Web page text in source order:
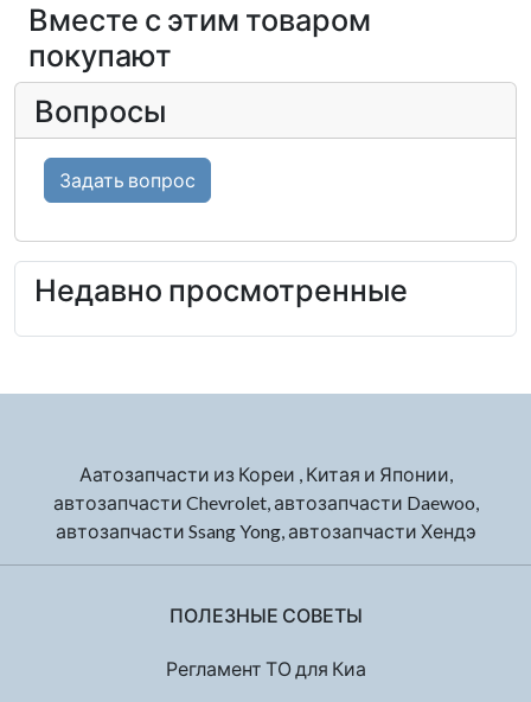
Вместе с этим товаром
покупают
Вопросы
Задать вопрос
Недавно просмотренные
Аатозапчасти из Кореи , Китая и Японии,
автозапчасти Chevrolet, автозапчасти Daewoo,
автозапчасти Ssang Yong, автозапчасти Хендэ
ПОЛЕЗНЫЕ СОВЕТЫ
Регламент ТО для Киа